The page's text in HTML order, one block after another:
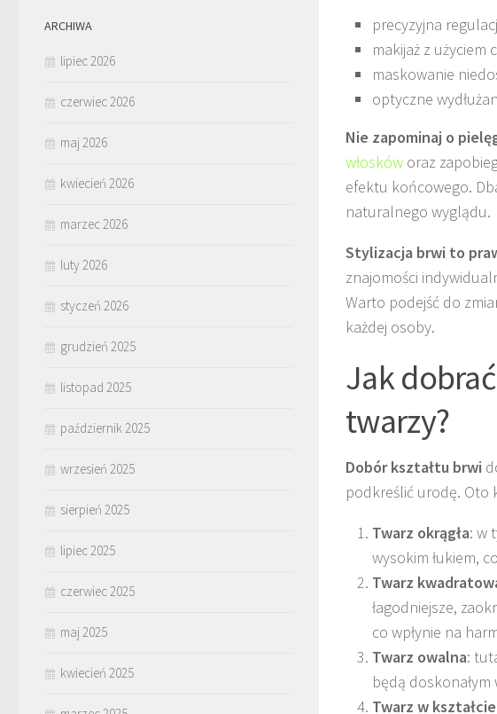
precyzyjna
makijaż z użyciem
maskowanie
optyczne
Nie zapominaj o
włosków oraz
efektu końcowego.
naturalnego wyglądu.
Stylizacja brwi to
znajomości
Warto podejść do
każdej osoby.
Jak
twarzy?
Dobór kształtu brwi
podkreślić urodę. Oto
Twarz okrągła: w
wysokim łukiem,
Twarz
łagodniejsze,
co wpłynie na
Twarz owalna:
będą
Twarz w
ARCHIWA
lipiec 2026
czerwiec 2026
maj 2026
kwiecień 2026
marzec 2026
luty 2026
styczeń 2026
grudzień 2025
listopad 2025
październik 2025
wrzesień 2025
sierpień 2025
lipiec 2025
czerwiec 2025
maj 2025
kwiecień 2025